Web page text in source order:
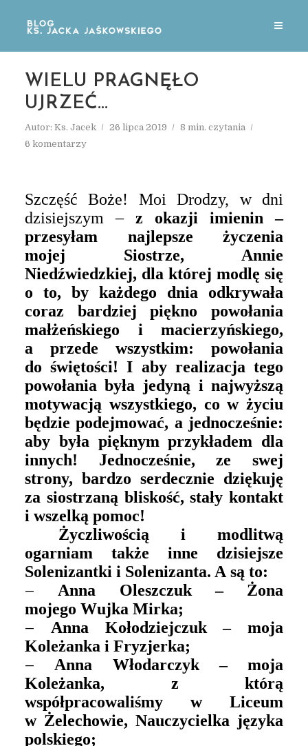
WIELU PRAGNĘŁO
UJRZEĆ…
Autor: Ks. Jacek 26 lipca 2019
8 min. czytania
6 komentarzy
Szczęść Boże! Moi Drodzy, w dni
dzisiejszym – z okazji imienin –
przesyłam najlepsze życzenia
mojej Siostrze, Annie
Niedźwiedzkiej, dla której modlę się
o to, by każdego dnia odkrywała
coraz bardziej piękno powołania
małżeńskiego i macierzyńskiego,
a przede wszystkim: powołania
do świętości! I aby realizacja tego
powołania była jedyną i najwyższą
motywacją wszystkiego, co w życiu
będzie podejmować, a jednocześnie:
aby była pięknym przykładem dla
innych! Jednocześnie, ze swej
strony, bardzo serdecznie dziękuję
za siostrzaną bliskość,stały kontakt
i wszelką pomoc!
Życzliwością i modlitwą
ogarniam także inne dzisiejsze
Solenizantki i Solenizanta. A są to:
–Anna Oleszczuk – Żona
mojego Wujka Mirka;
– Anna Kołodziejczuk – moja
Koleżanka i Fryzjerka;
–Anna Włodarczyk – moja
Koleżanka, z którą
współpracowaliśmy w Liceum
w Żelechowie, Nauczycielka języka
polskiego;